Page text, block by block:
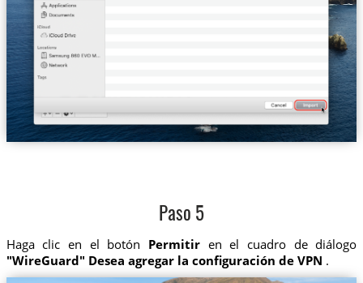
Paso 5
Haga clic en el botón Permitir en el cuadro de diálogo
"WireGuard" Desea agregar la configuración de VPN .